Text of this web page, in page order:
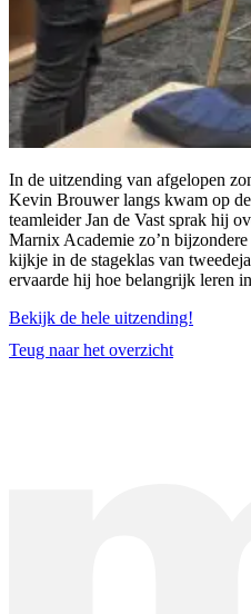
In de uitzending van afgelopen
Kevin Brouwer langs kwam op
teamleider Jan de Vast sprak hij
Marnix Academie zo’n
kijkje in de stageklas van
ervaarde hij hoe belangrijk leren
Bekijk de hele uitzending!
Teug naar het overzicht